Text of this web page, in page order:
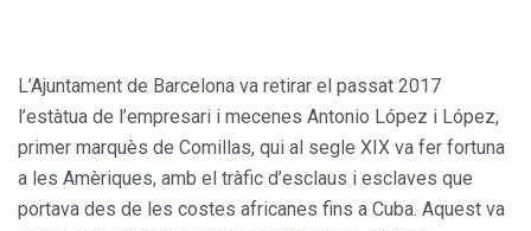
L’Ajuntament de Barcelona va retirar el passat 2017
l’estàtua de l’empresari i mecenes Antonio López i López,
primer marquès de Comillas, qui al segle XIX va fer fortuna
a les Amèriques, amb el tràfic d’esclaus i esclaves que
portava des de les costes africanes fins a Cuba. Aquest va